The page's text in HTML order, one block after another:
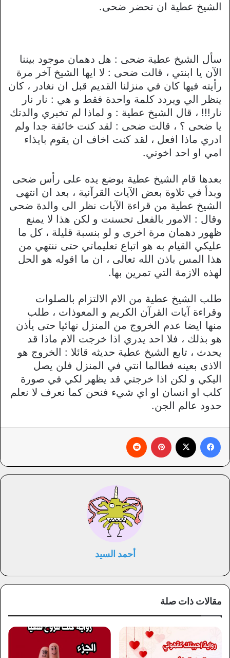
الشيخ عطية ان تحضر ضحى.
سأل الشيخ عطية ضحى : هل دهمان موجود بيننا
الآن يا ابنتي ، قالت ضحى : لا ايها الشيخ آخر مرة
رأيته فيها كان في منزلنا القديم قبل ان نغادر ، كان
ينظر الي ويردد كلمة واحدة فقط و هي : نار نار
نار!!! ، قال الشيخ عطية : و لماذا لم تخبري والدتك
يا ضحى ؟ ، قالت ضحى : لقد كنت خائفة جدا ولم
ادري ماذا افعل ، لقد كنت اخاف ان يقوم بايذاء
امي او احد اخوتي.
بعدها قام الشيخ عطية بوضع يده على رأس ضحى
وبدأ في تلاوة بعض الآيات القرآنية ، بعد ان انتهى
الشيخ عطية من قراءة الآيات نظر الى والدة ضحى
وقال : الامور بالفعل تحسنت و لكن هذا لا يمنع
ظهور دهمان مرة اخرى و لو بنسبة قليلة ، كل ما
عليكي القيام به هو اتباع تعليماتي حتى ننتهي من
هذا المس باذن الله تعالى ، ان ما اقوله هو الحل
لهذه الازمة التي تمرين بها.
طلب الشيخ عطية من الام الالتزام بالصلوات
وقراءة آيات القرآن الكريم و المعوذات ، طلب
منها ايضا عدم الخروج من المنزل نهائيا حتى يأذن
هو بذلك ، فلا احد يدري اذا خرجت الام ماذا قد
يحدث ، تابع الشيخ عطية حديثه قائلا : الخروج هو
الاذى بعينه فطالما انتي في المنزل فلن يصل
اليكي و لكن اذا خرجتي قد يظهر لكي في صورة
كلب او انسان او اي شيء فنحن كما نعرف لا نعلم
حدود عالم الجن.
أحمد السيد
مقالات ذات صلة